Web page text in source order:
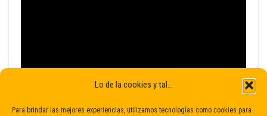
Lo de la cookies y tal...
Para brindar las mejores experiencias, utilizamos tecnologías como cookies para